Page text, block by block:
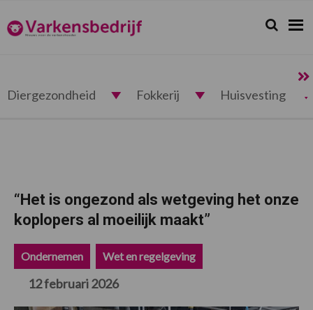
de
hoofdnavigatie
de
hoofd
de
eerste
de
voettekst
Varkensbedrijf.nl Zoeken...
Zoek
Diergezondheid Fokkerij Huisvesting
“Het is ongezond als wetgeving het onze
koplopers al moeilijk maakt”
Ondernemen Wet en regelgeving
12 februari 2026